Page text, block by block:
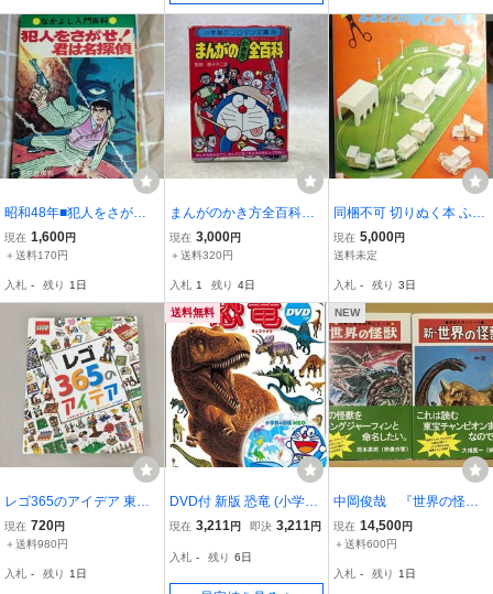
昭和48年■犯人をさが
せ！君は名探偵 岡田康
彦/有紀書房-なかよし入門
現在 1,600円
＋送料170円
入札 - 残り 1日
まんがのかき方全百科
コロタン文庫34 昭和54
年初版/小学館/監修・藤子
現在 3,000円
＋送料320円
入札 1 残り 4日
同梱不可 切りぬく本 ふる
さとの駅と汽車 誠文堂新
光社 摺本好作 リサイクル
達記録は宅急便
現在 5,000円
送料未定
入札 - 残り 3日
レゴ365のアイデア 東京
書籍 2602BQO046
現在 720円
＋送料980円
入札 - 残り 1日
送料無料
DVD付 新版 恐竜 (小学館
の図鑑 NEO)
現在 3,211 円 即決 3,211 円
入札 - 残り 6日
NEW
中岡俊哉 『世界の怪
獣』『新・世界の怪獣』
２冊 初版函帯 シカル
現在 14,500円
＋送料600円
入札 - 残り 1日